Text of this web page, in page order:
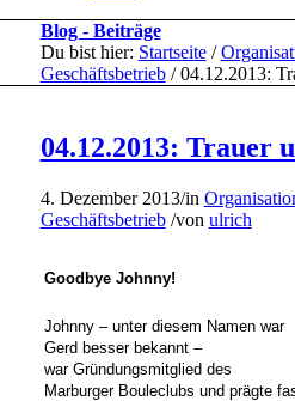
Blog - Beiträge
Du bist hier: Startseite /
Geschäftsbetrieb / 04.12.2013:
04.12.2013: Trauer
4. Dezember 2013/in
Geschäftsbetrieb /von ulrich
Goodbye Johnny!
Johnny – unter diesem Namen war
Gerd besser bekannt –
war Gründungsmitglied des
Marburger Bouleclubs und prägte